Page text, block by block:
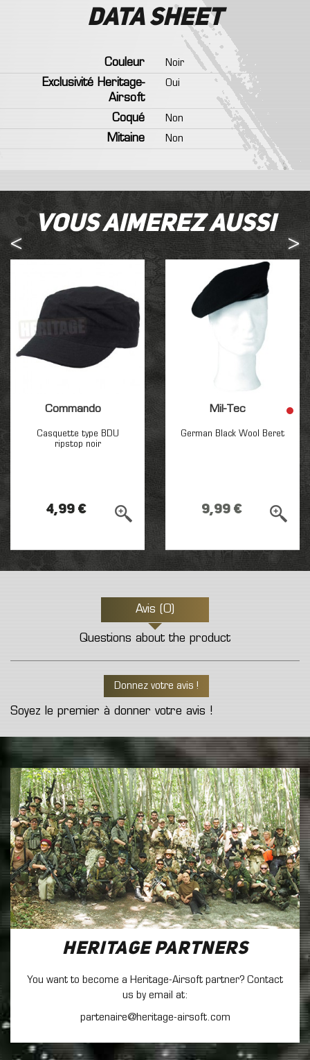
Data sheet
Couleur
Noir
Exclusivité Heritage-
Airsoft
Oui
Coqué
Non
Mitaine
Non
Vous aimerez aussi
Commando
Casquette type BDU
ripstop noir
4,99 €
Mil-Tec
German Black Wool Beret
9,99 €
Avis (0)
Questions about the product
Donnez votre avis !
Soyez le premier à donner votre avis !
Heritage Partners
You want to become a Heritage-Airsoft partner? Contact
us by email at:
partenaire@heritage-airsoft.com